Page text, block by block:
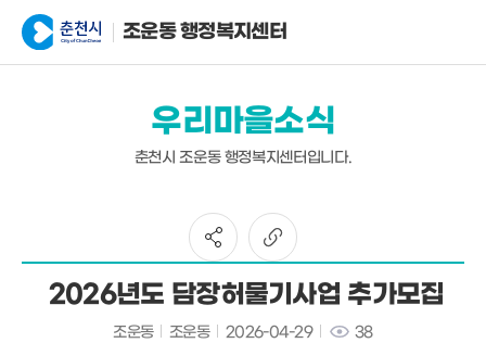
조운동 행정복지센터
우리마을소식
춘천시 조운동 행정복지센터입니다.
2026년도 담장허물기사업 추가모집
조운동 조운동 2026-04-29 38